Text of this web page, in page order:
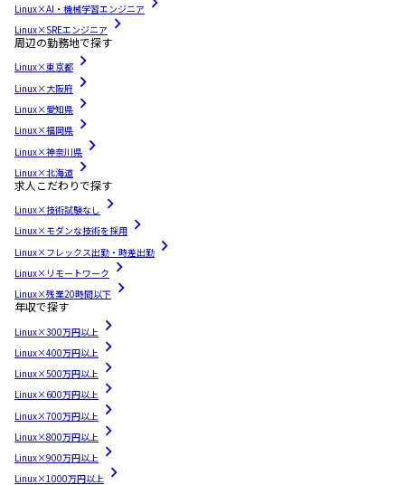
Linux×AI・機械学習エンジニア
Linux×SREエンジニア
周辺の勤務地で探す
Linux×東京都
Linux×大阪府
Linux×愛知県
Linux×福岡県
Linux×神奈川県
Linux×北海道
求人こだわりで探す
Linux×技術試験なし
Linux×モダンな技術を採用
Linux×フレックス出勤・時差出勤
Linux×リモートワーク
Linux×残業20時間以下
年収で探す
Linux×300万円以上
Linux×400万円以上
Linux×500万円以上
Linux×600万円以上
Linux×700万円以上
Linux×800万円以上
Linux×900万円以上
Linux×1000万円以上